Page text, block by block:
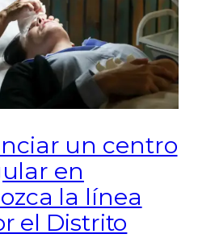
un centro
en
la línea
el Distrito